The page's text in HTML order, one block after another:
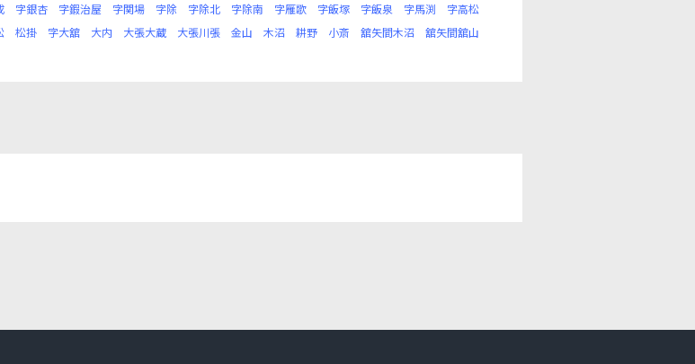
字銀杏 字鍜治屋 字関場 字除 字除北 字除南 字雁歌 字飯塚 字飯泉 字馬渕
字高松
松掛 字大舘 大内 大張大蔵 大張川張 金山 木沼 耕野 小斎 舘矢間木沼
舘矢間舘山